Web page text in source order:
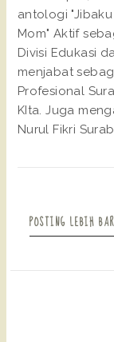
antologi
Mom" Aktif
Divisi Edukasi
menjabat
Profesional
KIta. Juga
Nurul Fikri
POSTING LEBIH